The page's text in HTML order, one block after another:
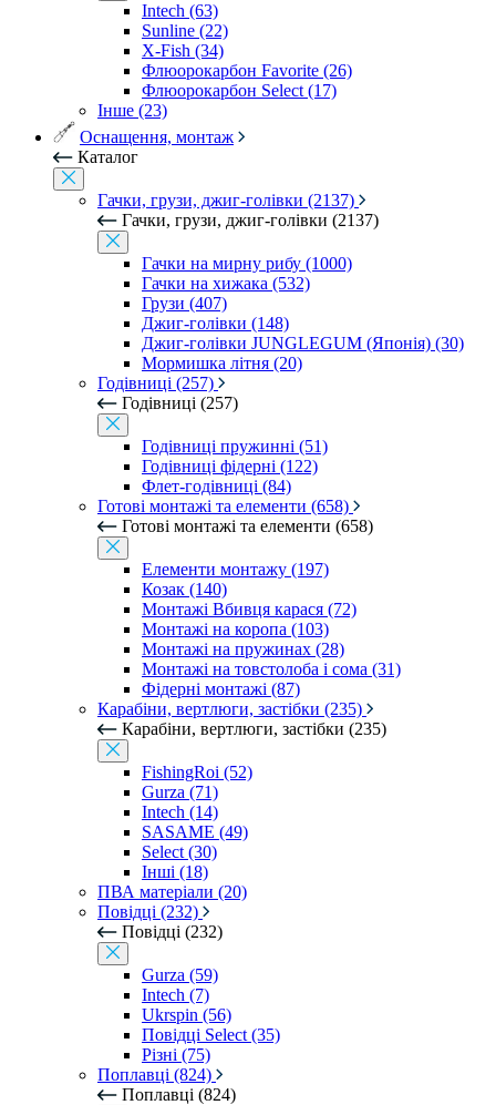
Intech (63)
Sunline (22)
X-Fish (34)
Флюорокарбон Favorite (26)
Флюорокарбон Select (17)
Інше (23)
Оснащення, монтаж
Каталог
Гачки, грузи, джиг-голівки (2137)
Гачки, грузи, джиг-голівки (2137)
Гачки на мирну рибу (1000)
Гачки на хижака (532)
Грузи (407)
Джиг-голівки (148)
Джиг-голівки JUNGLEGUM (Японія) (30)
Мормишка літня (20)
Годівниці (257)
Годівниці (257)
Годівниці пружинні (51)
Годівниці фідерні (122)
Флет-годівниці (84)
Готові монтажі та елементи (658)
Готові монтажі та елементи (658)
Елементи монтажу (197)
Козак (140)
Монтажі Вбивця карася (72)
Монтажі на коропа (103)
Монтажі на пружинах (28)
Монтажі на товстолоба і сома (31)
Фідерні монтажі (87)
Карабіни, вертлюги, застібки (235)
Карабіни, вертлюги, застібки (235)
FishingRoi (52)
Gurza (71)
Intech (14)
SASAME (49)
Select (30)
Інші (18)
ПВА матеріали (20)
Повідці (232)
Повідці (232)
Gurza (59)
Intech (7)
Ukrspin (56)
Повідці Select (35)
Різні (75)
Поплавці (824)
Поплавці (824)